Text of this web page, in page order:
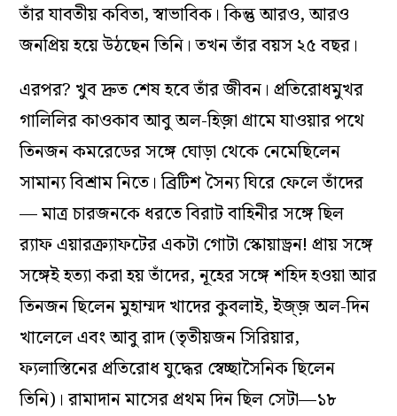
তাঁর যাবতীয় কবিতা, স্বাভাবিক। কিন্তু আরও, আরও
জনপ্রিয় হয়ে উঠছেন তিনি। তখন তাঁর বয়স ২৫ বছর।
এরপর? খুব দ্রুত শেষ হবে তাঁর জীবন। প্রতিরোধমুখর
গালিলির কাওকাব আবু অল-হিজ়া গ্রামে যাওয়ার পথে
তিনজন কমরেডের সঙ্গে ঘোড়া থেকে নেমেছিলেন
সামান্য বিশ্রাম নিতে। ব্রিটিশ সৈন্য ঘিরে ফেলে তাঁদের
— মাত্র চারজনকে ধরতে বিরাট বাহিনীর সঙ্গে ছিল
র‍্যাফ এয়ারক্র্যাফটের একটা গোটা স্কোয়াড্রন! প্রায় সঙ্গে
সঙ্গেই হত্যা করা হয় তাঁদের, নূহের সঙ্গে শহিদ হওয়া আর
তিনজন ছিলেন মুহাম্মদ খাদের কুবলাই, ইজ্জ় অল-দিন
খালেলে এবং আবু রাদ (তৃতীয়জন সিরিয়ার,
ফ্যলাস্তিনের প্রতিরোধ যুদ্ধের স্বেচ্ছাসৈনিক ছিলেন
তিনি)। রামাদান মাসের প্রথম দিন ছিল সেটা—১৮